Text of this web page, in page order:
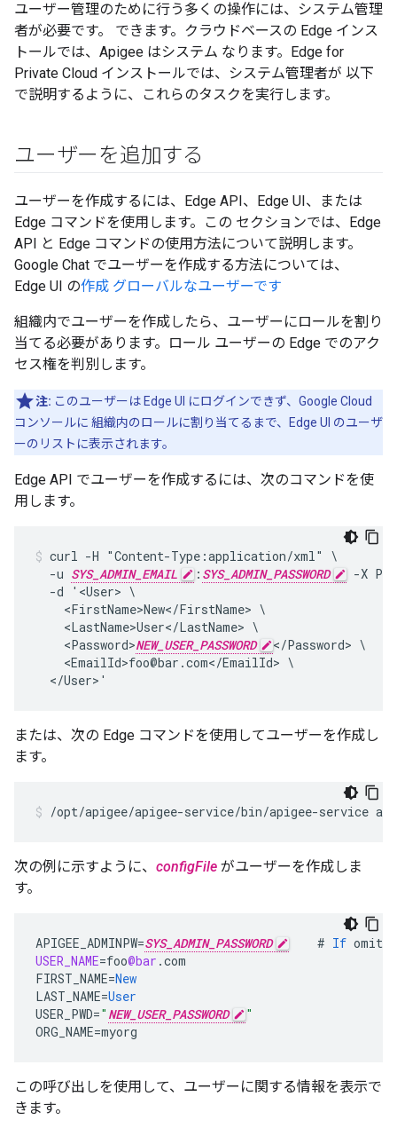
ユーザー管理のために行う多くの操作には、システム管理
者が必要です。 できます。クラウドベースの Edge インス
トールでは、Apigee はシステム なります。Edge for
Private Cloud インストールでは、システム管理者が 以下
で説明するように、これらのタスクを実行します。
ユーザーを追加する
ユーザーを作成するには、Edge API、Edge UI、または
Edge コマンドを使用します。この セクションでは、Edge
API と Edge コマンドの使用方法について説明します。
Google Chat でユーザーを作成する方法については、
Edge UI の作成 グローバルなユーザーです
組織内でユーザーを作成したら、ユーザーにロールを割り
当てる必要があります。ロール ユーザーの Edge でのアク
セス権を判別します。
注: このユーザーは Edge UI にログインできず、Google Cloud
コンソールに 組織内のロールに割り当てるまで、Edge UI のユーザ
ーのリストに表示されます。
Edge API でユーザーを作成するには、次のコマンドを使
用します。
curl -H "Content-Type:application/xml" \
  -u
SYS_ADMIN_EMAIL : SYS_ADMIN_PASSWORD
-X
  -d '<User> \
    <FirstName>New</FirstName> \
    <LastName>User</LastName> \
    <Password>
NEW_USER_PASSWORD
</Password> \
    <EmailId>foo@bar.com</EmailId> \
  </User>'
または、次の Edge コマンドを使用してユーザーを作成し
ます。
/opt/apigee/apigee-service/bin/apigee-service
次の例に示すように、 configFile がユーザーを作成しま
す。
APIGEE_ADMINPW=SYS_ADMIN_PASSWORD # If
USER_NAME=foo@bar .com
FIRST_NAME=New
LAST_NAME=User
USER_PWD=" NEW_USER_PASSWORD
"
ORG_NAME=myorg
この呼び出しを使用して、ユーザーに関する情報を表示で
きます。